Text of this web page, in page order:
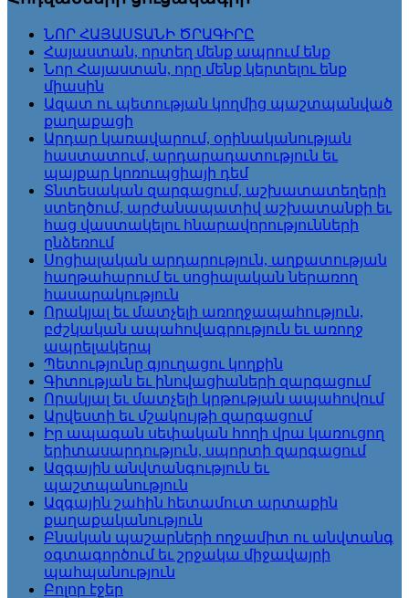
ՆՈՐ ՀԱՅԱՍՏԱՆԻ ԾՐԱԳԻՐԸ
Հայաստան, որտեղ մենք ապրում ենք
Նոր Հայաստան, որը մենք կերտելու ենք
միասին
Ազատ ու պետության կողմից պաշտպանված
քաղաքացի
Արդար կառավարում, օրինականության
հաստատում, արդարադատություն եւ
պայքար կոռուպցիայի դեմ
Տնտեսական զարգացում, աշխատատեղերի
ստեղծում, արժանապատիվ աշխատանքի եւ
հաց վաստակելու հնարավորությունների
ընձեռում
Սոցիալական արդարություն, աղքատության
հաղթահարում եւ սոցիալական ներառող
հասարակություն
Որակյալ եւ մատչելի առողջապահություն,
բժշկական ապահովագրություն եւ առողջ
ապրելակերպ
Պետությունը գյուղացու կողքին
Գիտության եւ ինովացիաների զարգացում
Որակյալ եւ մատչելի կրթության ապահովում
Արվեստի եւ մշակույթի զարգացում
Իր ապագան սեփական հողի վրա կառուցող
երիտասարդություն, սպորտի զարգացում
Ազգային անվտանգություն եւ
պաշտպանություն
Ազգային շահին հետամուտ արտաքին
քաղաքականություն
Բնական պաշարների ողջամիտ ու անվտանգ
օգտագործում եւ շրջակա միջավայրի
պահպանություն
Բոլոր էջեր